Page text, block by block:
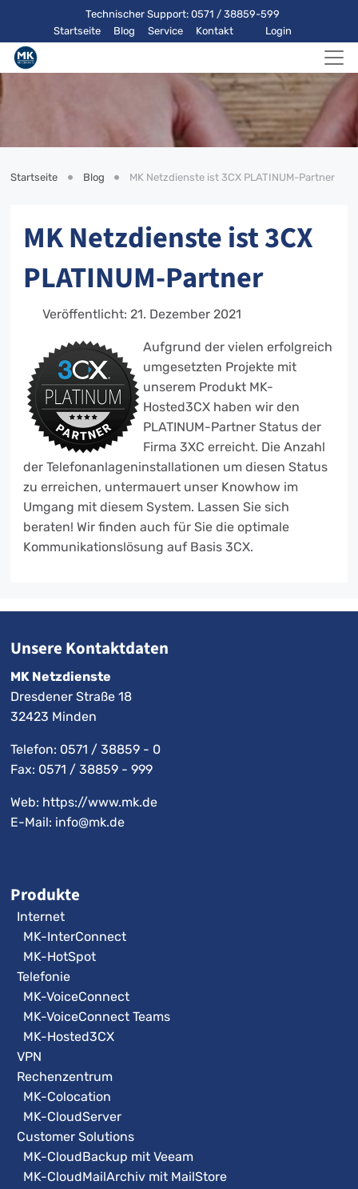
Technischer Support: 0571 / 38859-599
Startseite
Blog Service Kontakt Login
Startseite Blog MK Netzdienste ist 3CX PLATINUM-Partner
MK Netzdienste ist 3CX
PLATINUM-Partner
Veröffentlicht: 21. Dezember 2021
Aufgrund der vielen erfolgreich
umgesetzten Projekte mit
unserem Produkt MK-
Hosted3CX haben wir den
PLATINUM-Partner Status der
Firma 3XC erreicht. Die Anzahl
der Telefonanlageninstallationen um diesen Status
zu erreichen, untermauert unser Knowhow im
Umgang mit diesem System. Lassen Sie sich
beraten! Wir finden auch für Sie die optimale
Kommunikationslösung auf Basis 3CX.
Unsere Kontaktdaten
MK Netzdienste
Dresdener Straße 18
32423 Minden
Telefon: 0571 / 38859 - 0
Fax: 0571 / 38859 - 999
Web: https://www.mk.de
E-Mail: info@mk.de
Produkte
Internet
MK-InterConnect
MK-HotSpot
Telefonie
MK-VoiceConnect
MK-VoiceConnect Teams
MK-Hosted3CX
VPN
Rechenzentrum
MK-Colocation
MK-CloudServer
Customer Solutions
MK-CloudBackup mit Veeam
MK-CloudMailArchiv mit MailStore